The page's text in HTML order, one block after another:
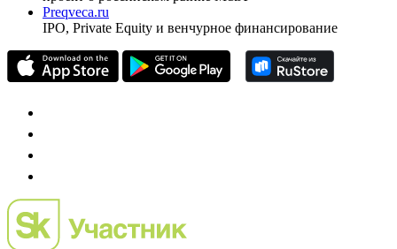
Preqveca.ru
IPO, Private Equity и венчурное финансирование